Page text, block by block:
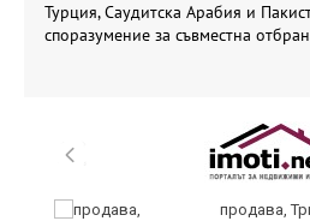
Турция, Саудитска Арабия и
споразумение за съвместна
продава,